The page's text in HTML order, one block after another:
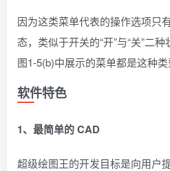
因为这类菜单代表的操作选项只
态，类似于开关的“开”与“关”二
图1-5(b)中展示的菜单都是这种类
软件特色
1、最简单的 CAD
超级绘图王的开发目标是向用户